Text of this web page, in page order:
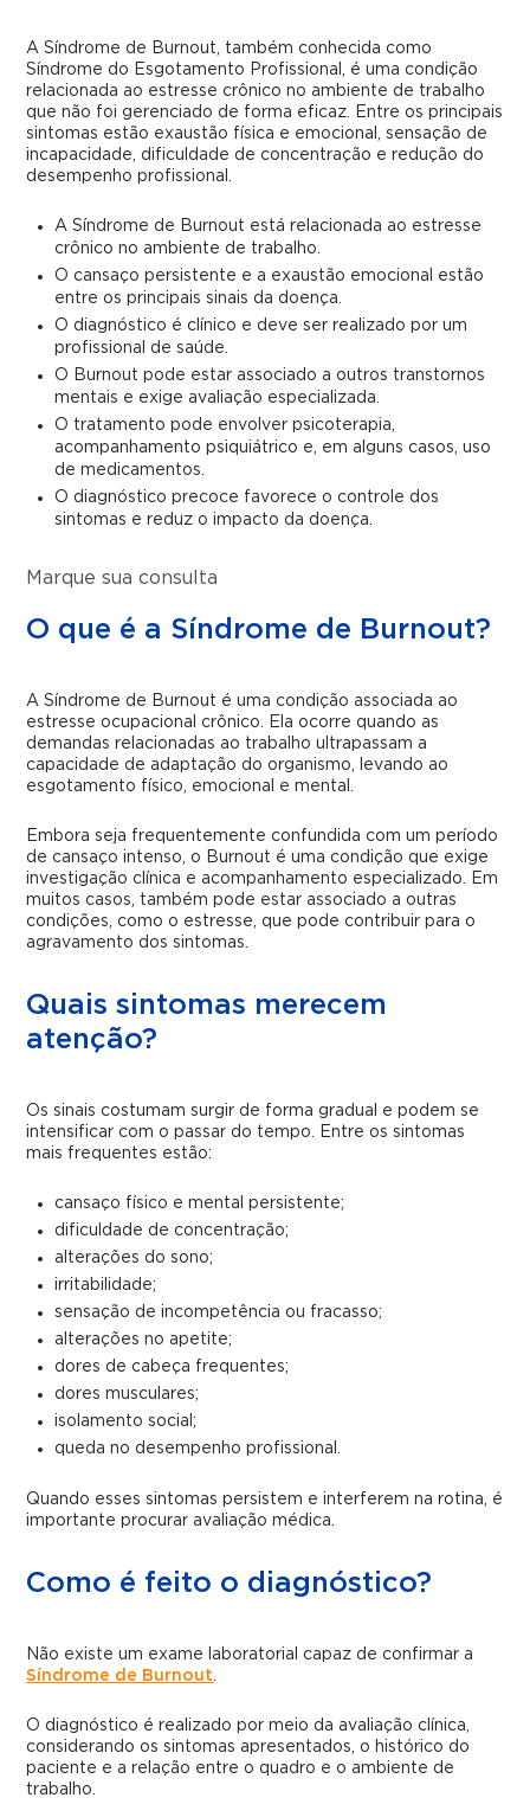
A Síndrome de Burnout, também conhecida como
Síndrome do Esgotamento Profissional, é uma condição
relacionada ao estresse crônico no ambiente de trabalho
que não foi gerenciado de forma eficaz. Entre os principais
sintomas estão exaustão física e emocional, sensação de
incapacidade, dificuldade de concentração e redução do
desempenho profissional.
A Síndrome de Burnout está relacionada ao estresse
crônico no ambiente de trabalho.
O cansaço persistente e a exaustão emocional estão
entre os principais sinais da doença.
O diagnóstico é clínico e deve ser realizado por um
profissional de saúde.
O Burnout pode estar associado a outros transtornos
mentais e exige avaliação especializada.
O tratamento pode envolver psicoterapia,
acompanhamento psiquiátrico e, em alguns casos, uso
de medicamentos.
O diagnóstico precoce favorece o controle dos
sintomas e reduz o impacto da doença.
Marque sua consulta
O que é a Síndrome de Burnout?
A Síndrome de Burnout é uma condição associada ao
estresse ocupacional crônico. Ela ocorre quando as
demandas relacionadas ao trabalho ultrapassam a
capacidade de adaptação do organismo, levando ao
esgotamento físico, emocional e mental.
Embora seja frequentemente confundida com um período
de cansaço intenso, o Burnout é uma condição que exige
investigação clínica e acompanhamento especializado. Em
muitos casos, também pode estar associado a outras
condições, como o estresse, que pode contribuir para o
agravamento dos sintomas.
Quais sintomas merecem
atenção?
Os sinais costumam surgir de forma gradual e podem se
intensificar com o passar do tempo. Entre os sintomas
mais frequentes estão:
cansaço físico e mental persistente;
dificuldade de concentração;
alterações do sono;
irritabilidade;
sensação de incompetência ou fracasso;
alterações no apetite;
dores de cabeça frequentes;
dores musculares;
isolamento social;
queda no desempenho profissional.
Quando esses sintomas persistem e interferem na rotina, é
importante procurar avaliação médica.
Como é feito o diagnóstico?
Não existe um exame laboratorial capaz de confirmar a
Síndrome de Burnout.
O diagnóstico é realizado por meio da avaliação clínica,
considerando os sintomas apresentados, o histórico do
paciente e a relação entre o quadro e o ambiente de
trabalho.